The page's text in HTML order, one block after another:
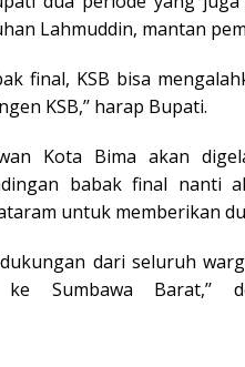
Lahmuddin, mantan
final, KSB bisa
KSB,’’ harap Bupati.
Kota Bima akan
babak final nanti
untuk memberikan
dukungan dari seluruh
Sumbawa Barat,’’